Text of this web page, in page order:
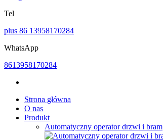
Tel
plus 86 13958170284
WhatsApp
8613958170284
Strona główna
O nas
Produkt
Automatyczny operator drzwi i bram